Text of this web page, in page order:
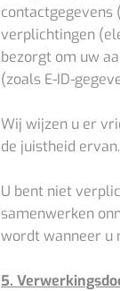
contactgegevens
verplichtingen
bezorgt om uw
(zoals E-ID-
Wij wijzen u er
de juistheid
U bent niet
samenwerken
wordt wanneer u
5.